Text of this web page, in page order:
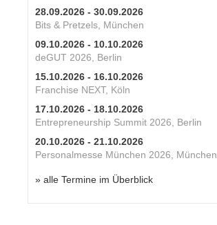
28.09.2026 - 30.09.2026
Bits & Pretzels, München
09.10.2026 - 10.10.2026
deGUT 2026, Berlin
15.10.2026 - 16.10.2026
Franchise NEXT, Köln
17.10.2026 - 18.10.2026
Entrepreneurship Summit 2026, Berlin
20.10.2026 - 21.10.2026
Personalmesse München 2026, München
» alle Termine im Überblick